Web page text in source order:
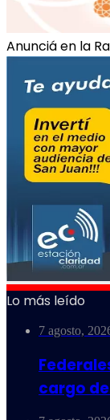
Anunciá en la
Lo más leído
7 agosto,
cargo